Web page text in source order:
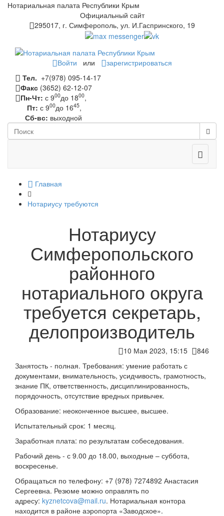
Нотариальная палата Республики Крым
Официальный сайт
295017, г. Симферополь, ул. И.Гаспринского, 19
Войти или
зарегистрироваться
Тел. +7(978) 095-14-17
Факс (3652) 62-12-07
Пн-Чт: с 900до 1800,
Пт: с 900до 1645,
Сб-вс: выходной
Toggle
Главная
Нотариусу требуются
Нотариусу
Симферопольского
районного
нотариального округа
требуется секретарь,
делопроизводитель
10 Мая 2023, 15:15
846
Занятость - полная. Требования: умение работать с
документами, внимательность, усидчивость, грамотность,
знание ПК, ответственность, дисциплинированность,
порядочность, отсутствие вредных привычек.
Образование: неоконченное высшее, высшее.
Испытательный срок: 1 месяц.
Заработная плата: по результатам собеседования.
Рабочий день - с 9.00 до 18.00, выходные – суббота,
воскресенье.
Обращаться по телефону: +7 (978) 7274892 Анастасия
Сергеевна. Резюме можно оправлять по
адресу: kyznetcova@mail.ru. Нотариальная контора
находится в районе аэропорта «Заводское».